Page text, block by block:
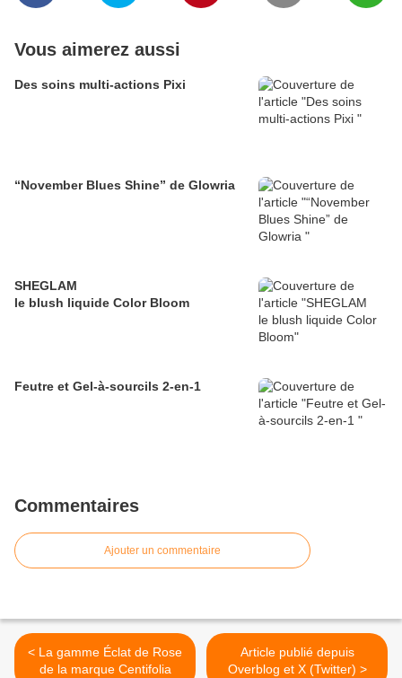
Vous aimerez aussi
Des soins multi-actions Pixi
“November Blues Shine” de Glowria
SHEGLAM
le blush liquide Color Bloom
Feutre et Gel-à-sourcils 2-en-1
Commentaires
Ajouter un commentaire
< La gamme Éclat de Rose
de la marque Centifolia
Article publié depuis
Overblog et X (Twitter) >